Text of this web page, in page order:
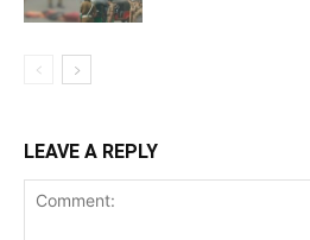
LEAVE A REPLY